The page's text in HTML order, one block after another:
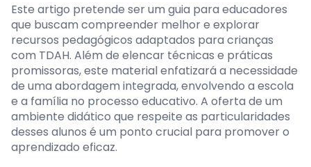
Este artigo pretende ser um guia para educadores
que buscam compreender melhor e explorar
recursos pedagógicos adaptados para crianças
com TDAH. Além de elencar técnicas e práticas
promissoras, este material enfatizará a necessidade
de uma abordagem integrada, envolvendo a escola
e a família no processo educativo. A oferta de um
ambiente didático que respeite as particularidades
desses alunos é um ponto crucial para promover o
aprendizado eficaz.